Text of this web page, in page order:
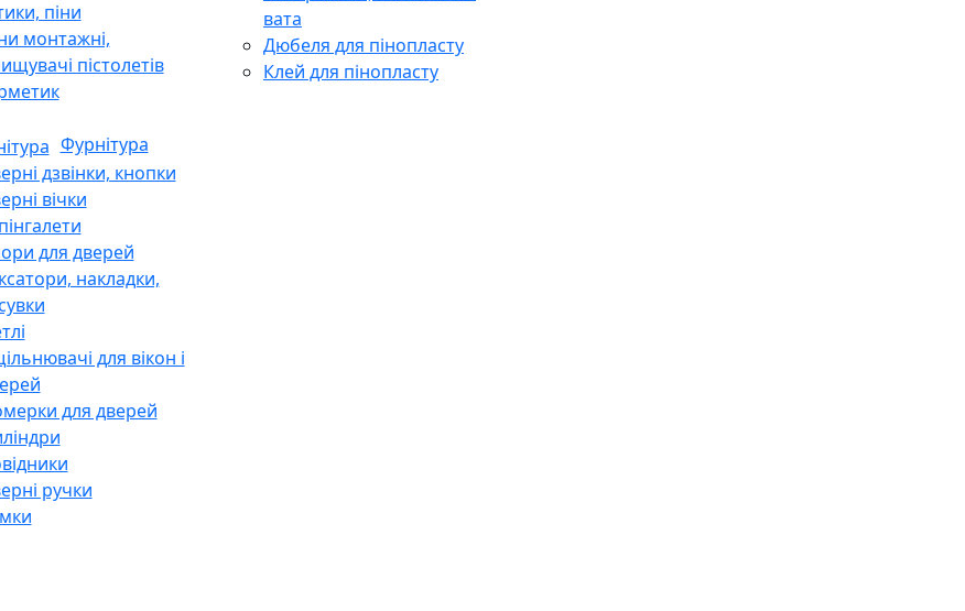
піни
монтажні,
пістолетів
вата
Дюбеля для пінопласту
Клей для пінопласту
Фурнітура
дзвінки, кнопки
вічки
для дверей
накладки,
для вікон і
для дверей
ручки